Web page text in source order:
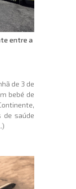
entre a
de 3 de
bebé de
de saúde